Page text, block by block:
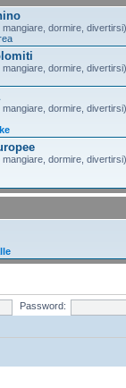
dormire,
dormire,
dormire,
dormire,
Password: